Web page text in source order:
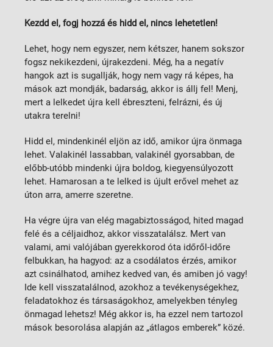
Kezdd el, fogj hozzá és hidd el, nincs lehetetlen!
Lehet, hogy nem egyszer, nem kétszer, hanem sokszor
fogsz nekikezdeni, újrakezdeni. Még, ha a negatív
hangok azt is sugallják, hogy nem vagy rá képes, ha
mások azt mondják, badarság, akkor is állj fel! Menj,
mert a lelkedet újra kell ébreszteni, felrázni, és új
utakra terelni!
Hidd el, mindenkinél eljön az idő, amikor újra önmaga
lehet. Valakinél lassabban, valakinél gyorsabban, de
előbb-utóbb mindenki újra boldog, kiegyensúlyozott
lehet. Hamarosan a te lelked is újult erővel mehet az
úton arra, amerre szeretne.
Ha végre újra van elég magabiztosságod, hited magad
felé és a céljaidhoz, akkor visszatalálsz. Mert van
valami, ami valójában gyerekkorod óta időről-időre
felbukkan, ha hagyod: az a csodálatos érzés, amikor
azt csinálhatod, amihez kedved van, és amiben jó vagy!
Ide kell visszatalálnod, azokhoz a tevékenységekhez,
feladatokhoz és társaságokhoz, amelyekben tényleg
önmagad lehetsz! Még akkor is, ha ezzel nem tartozol
mások besorolása alapján az „átlagos emberek” közé.